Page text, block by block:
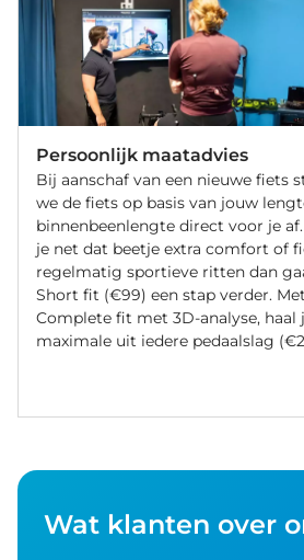
Persoonlijk maatadvies
Bij aanschaf van een nieuwe fiets
we de fiets op basis van jouw
binnenbeenlengte direct voor je
je net dat beetje extra comfort of
regelmatig sportieve ritten dan
Short fit (€99) een stap verder.
Complete fit met 3D-analyse, haal
maximale uit iedere pedaalslag
Wat klanten over